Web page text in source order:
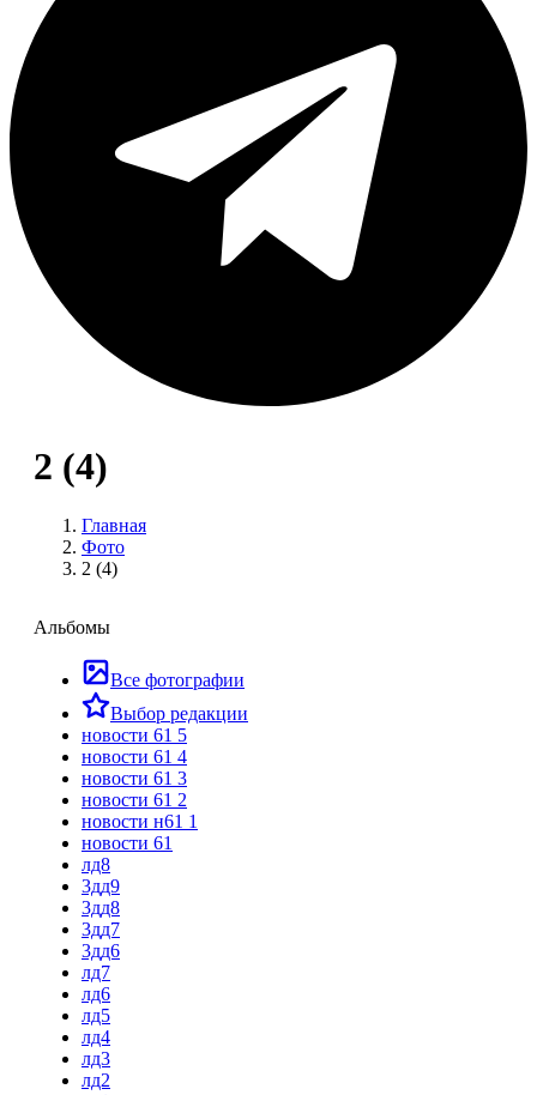
2 (4)
Главная
Фото
2 (4)
Альбомы
Все фотографии
Выбор редакции
новости 61 5
новости 61 4
новости 61 3
новости 61 2
новости н61 1
новости 61
лд8
3дд9
3дд8
3дд7
3дд6
лд7
лд6
лд5
лд4
лд3
лд2